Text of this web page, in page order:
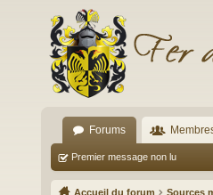
Forums
Premier message non lu
Accueil du forum Sources